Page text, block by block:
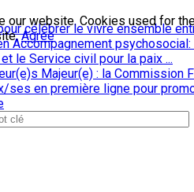
célébrer le vivre ensemble
Accompagnement psychosocial:
le Service civil pour la paix ...
Majeur(e) : la Commission
ses en première ligne pour
our website. Cookies used for
Agree